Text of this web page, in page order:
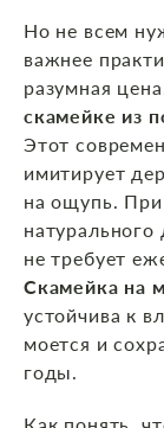
Но не всем
важнее
разумная
скамейке из
Этот
имитирует
на ощупь.
натурального
не требует
Скамейка на
устойчива к
моется и
годы.